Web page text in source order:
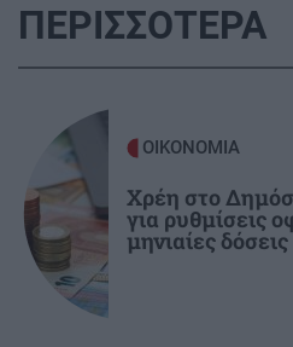
ΓΥΝΑΙΚΑ
ΟΜΟΡΦΙΑ
Πώς θα πετύχετε το σέξι
ΚΟΣΜΟΣ
Στο «τελικό στάδιο» η
ΠΕΡΙΣΣΟΤΕΡΑ
ΟΙΚΟΝΟΜΙΑ
Χρέη στο
για ρυθμίσεις
μηνιαίες δόσεις